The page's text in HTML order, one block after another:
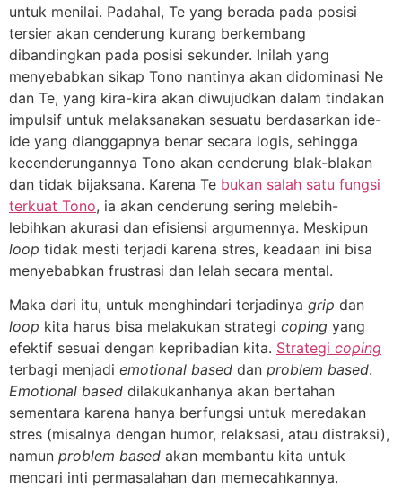
untuk menilai. Padahal, Te yang berada pada posisi
tersier akan cenderung kurang berkembang
dibandingkan pada posisi sekunder. Inilah yang
menyebabkan sikap Tono nantinya akan didominasi Ne
dan Te, yang kira-kira akan diwujudkan dalam tindakan
impulsif untuk melaksanakan sesuatu berdasarkan ide-
ide yang dianggapnya benar secara logis, sehingga
kecenderungannya Tono akan cenderung blak-blakan
dan tidak bijaksana. Karena Te bukan salah satu fungsi
terkuat Tono, ia akan cenderung sering melebih-
lebihkan akurasi dan efisiensi argumennya. Meskipun
loop tidak mesti terjadi karena stres, keadaan ini bisa
menyebabkan frustrasi dan lelah secara mental.
Maka dari itu, untuk menghindari terjadinya grip dan
loop kita harus bisa melakukan strategi coping yang
efektif sesuai dengan kepribadian kita. Strategi coping
terbagi menjadi emotional based dan problem based.
Emotional based dilakukanhanya akan bertahan
sementara karena hanya berfungsi untuk meredakan
stres (misalnya dengan humor, relaksasi, atau distraksi),
namun problem based akan membantu kita untuk
mencari inti permasalahan dan memecahkannya.